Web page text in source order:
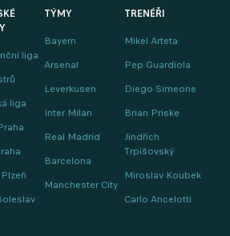
liga
liga
TÝMY
Bayern
Arsenal
Leverkusen
Inter Milan
Real Madrid
Barcelona
Manchester City
TRENÉŘI
Mikel Arteta
Pep Guardiola
Diego Simeone
Brian Priske
Jindřich
Trpišovský
Miroslav Koubek
Carlo Ancelotti